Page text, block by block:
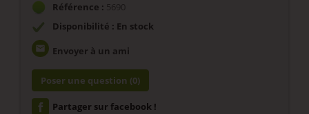
Référence : 5690
Disponibilité : En stock
email Envoyer à un ami
Poser une question (0)
Partager sur facebook !